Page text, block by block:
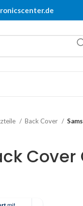
Back Cover
Cover